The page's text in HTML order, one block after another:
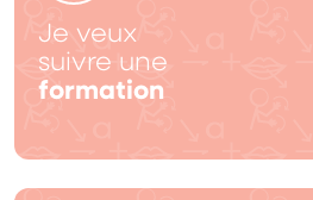
Je veux
suivre une
formation